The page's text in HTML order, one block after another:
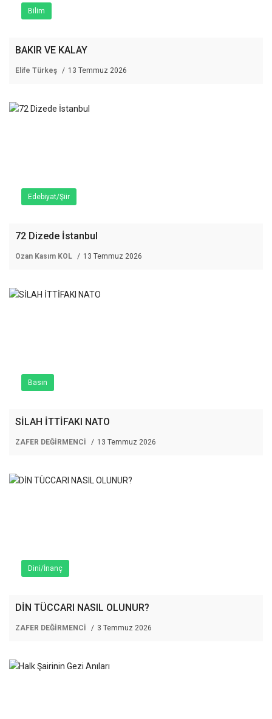
Bilim
BAKIR VE KALAY
Elife Türkeş 13 Temmuz 2026
Edebiyat/Şiir
72 Dizede İstanbul
Ozan Kasım KOL 13 Temmuz 2026
Basın
SİLAH İTTİFAKI NATO
ZAFER DEĞİRMENCİ 13 Temmuz 2026
Dini/İnanç
DİN TÜCCARI NASIL OLUNUR?
ZAFER DEĞİRMENCİ 3 Temmuz 2026